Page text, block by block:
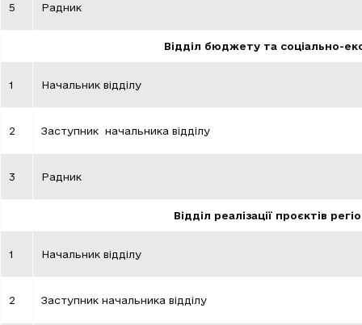
5 Радник
Відділ бюджету та соціально-
1 Начальник відділу
2 Заступник начальника відділу
3 Радник
Відділ реалізації проєктів
1 Начальник відділу
2 Заступник начальника відділу